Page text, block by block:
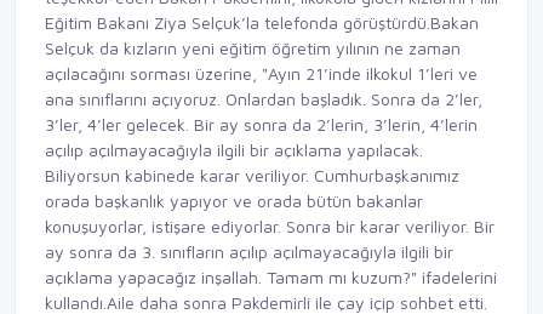
Eğitim Bakanı Ziya Selçuk’la telefonda görüştürdü.Bakan
Selçuk da kızların yeni eğitim öğretim yılının ne zaman
açılacağını sorması üzerine, "Ayın 21’inde ilkokul 1’leri ve
ana sınıflarını açıyoruz. Onlardan başladık. Sonra da 2’ler,
3’ler, 4’ler gelecek. Bir ay sonra da 2’lerin, 3’lerin, 4’lerin
açılıp açılmayacağıyla ilgili bir açıklama yapılacak.
Biliyorsun kabinede karar veriliyor. Cumhurbaşkanımız
orada başkanlık yapıyor ve orada bütün bakanlar
konuşuyorlar, istişare ediyorlar. Sonra bir karar veriliyor. Bir
ay sonra da 3. sınıfların açılıp açılmayacağıyla ilgili bir
açıklama yapacağız inşallah. Tamam mı kuzum?" ifadelerini
kullandı.Aile daha sonra Pakdemirli ile çay içip sohbet etti.